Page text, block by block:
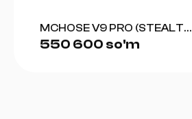
MCHOSE V9 PRO (STEALTH
BLACK)
550 600 so'm